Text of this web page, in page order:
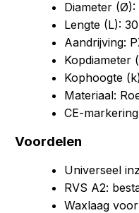
Diameter
Lengte (L):
Aandrijving:
Kopdiameter
Kophoogte
Materiaal:
CE-
Voordelen
Universeel
RVS A2:
Waxlaag